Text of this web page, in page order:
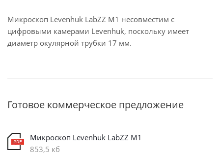
Микроскоп Levenhuk LabZZ M1 несовместим с
цифровыми камерами Levenhuk, поскольку имеет
диаметр окулярной трубки 17 мм.
Готовое коммерческое предложение
Микроскоп Levenhuk LabZZ M1
853,5 кб